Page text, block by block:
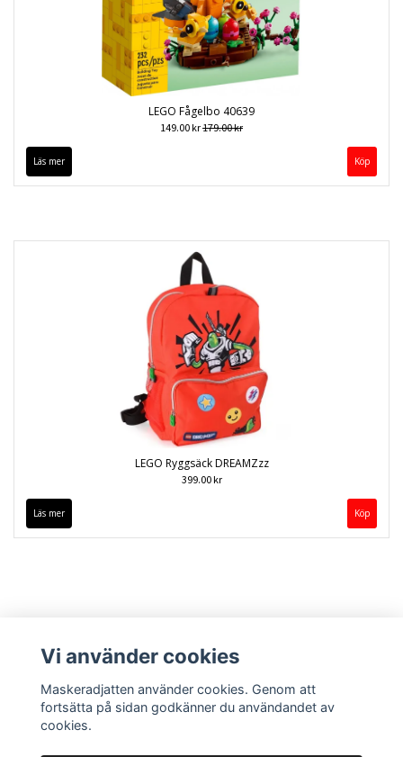
LEGO Fågelbo 40639
149.00 kr179.00 kr
Läs mer
LEGO Ryggsäck DREAMZzz
399.00 kr
Läs mer
Kontakt Köpvillkor
Vi använder cookies
Maskeradjatten använder cookies. Genom att
fortsätta på sidan godkänner du användandet av
cookies.